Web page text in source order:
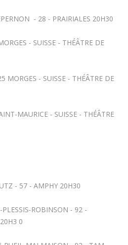
- 28 - PRAIRIALES 20H30
- SUISSE - THÉÂTRE DE
- SUISSE - THÉÂTRE DE
MAURICE - SUISSE - THÉÂTRE
- 57 - AMPHY 20H30
ROBINSON - 92 -
0